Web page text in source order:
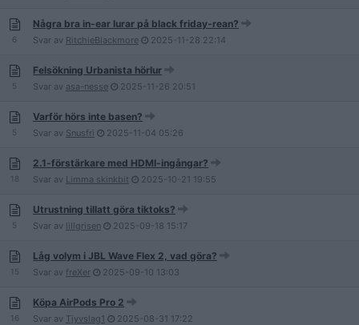
6
Några bra in-ear lurar på black friday-rean?
Svar av RitchieBlackmore 2025-11-28 22:14
5
Felsökning Urbanista hörlur
Svar av asa-nesse 2025-11-26 20:51
5
Varför hörs inte basen?
Svar av Snusfri 2025-11-04 05:26
18
2.1-förstärkare med HDMI-ingångar?
Svar av Limma skinkbit 2025-10-21 19:55
5
Utrustning tillatt göra tiktoks?
Svar av lillgrisen 2025-09-18 15:17
15
Låg volym i JBL Wave Flex 2, vad göra?
Svar av freXer 2025-09-10 13:03
16
Köpa AirPods Pro 2
Svar av Tjyvslag1 2025-08-31 17:22